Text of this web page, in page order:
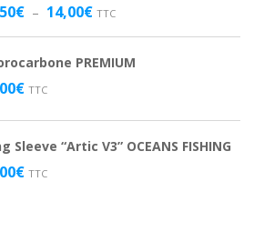
€ – 14,00€Plage
12,50€
TTC
PREMIUM
€ TTC
Sleeve “Artic V3” OCEANS FISHING
€ TTC